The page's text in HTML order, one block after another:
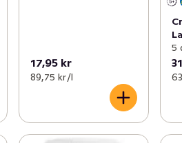
17,95 kr
89,75 kr /l
5